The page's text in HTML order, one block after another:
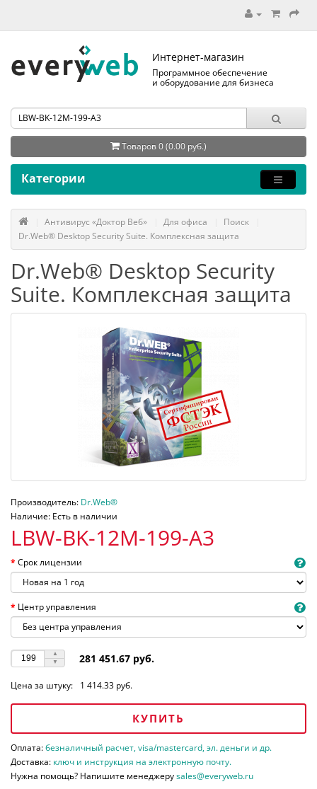
Интернет-магазин
Программное обеспечение
и оборудование для бизнеса
Товаров 0 (0.00 руб.)
Категории
Антивирус «Доктор Веб» Для офиса
Поиск
Dr.Web® Desktop Security Suite. Комплексная защита
Dr.Web® Desktop Security
Suite. Комплексная защита
Производитель: Dr.Web®
Наличие: Есть в наличии
LBW-BK-12M-199-A3
Срок лицензии
Центр управления
281 451.67 руб.
Цена за штуку: 1 414.33 руб.
КУПИТЬ
Оплата:безналичный расчет, visa/mastercard, эл. деньги и др.
Доставка: ключ и инструкция на электронную почту.
Нужна помощь? Напишите менеджеруsales@everyweb.ru